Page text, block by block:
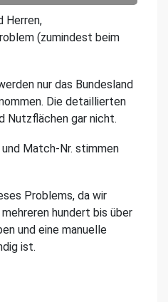
Herren,
(zumindest beim
nur das Bundesland
Die detaillierten
Nutzflächen gar nicht.
Match-Nr. stimmen
Problems, da wir
hundert bis über
und eine manuelle
ist.